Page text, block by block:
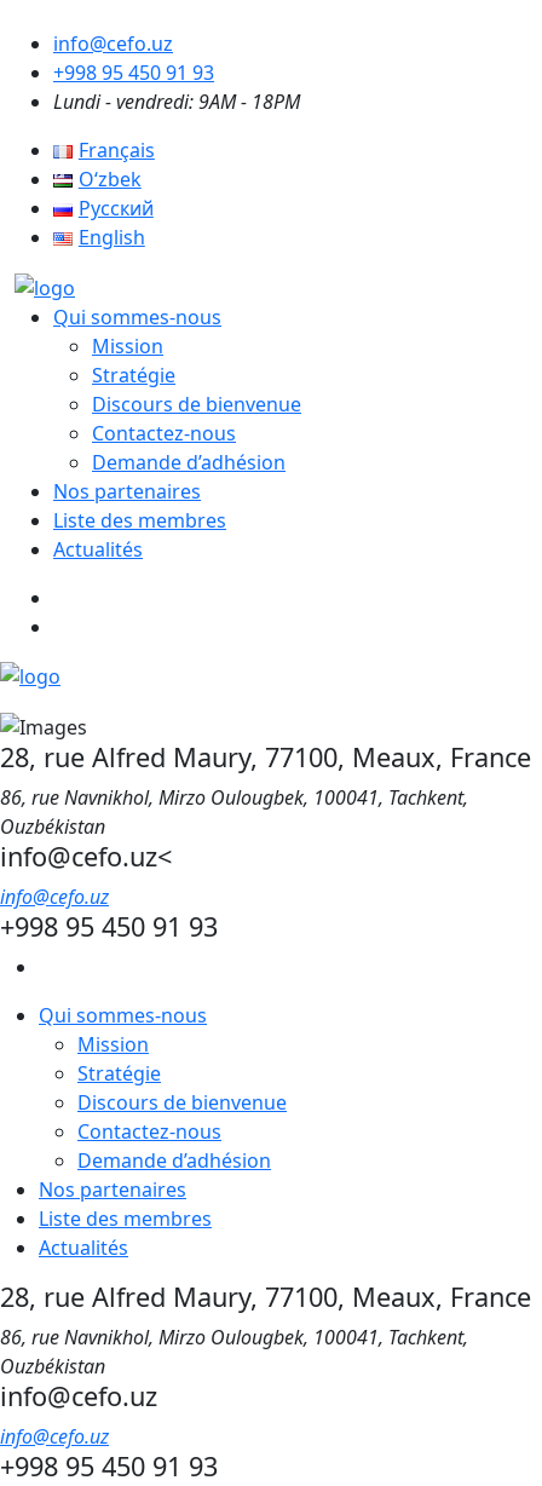
info@cefo.uz
+998 95 450 91 93
Lundi - vendredi: 9AM - 18PM
Français
Oʻzbek
Русский
English
Qui sommes-nous
Mission
Stratégie
Discours de bienvenue
Contactez-nous
Demande d’adhésion
Nos partenaires
Liste des membres
Actualités
28, rue Alfred Maury, 77100, Meaux, France
86, rue Navnikhol, Mirzo Oulougbek, 100041, Tachkent,
Ouzbékistan
info@cefo.uz<
info@cefo.uz
+998 95 450 91 93
Qui sommes-nous
Mission
Stratégie
Discours de bienvenue
Contactez-nous
Demande d’adhésion
Nos partenaires
Liste des membres
Actualités
28, rue Alfred Maury, 77100, Meaux, France
86, rue Navnikhol, Mirzo Oulougbek, 100041, Tachkent,
Ouzbékistan
info@cefo.uz
info@cefo.uz
+998 95 450 91 93